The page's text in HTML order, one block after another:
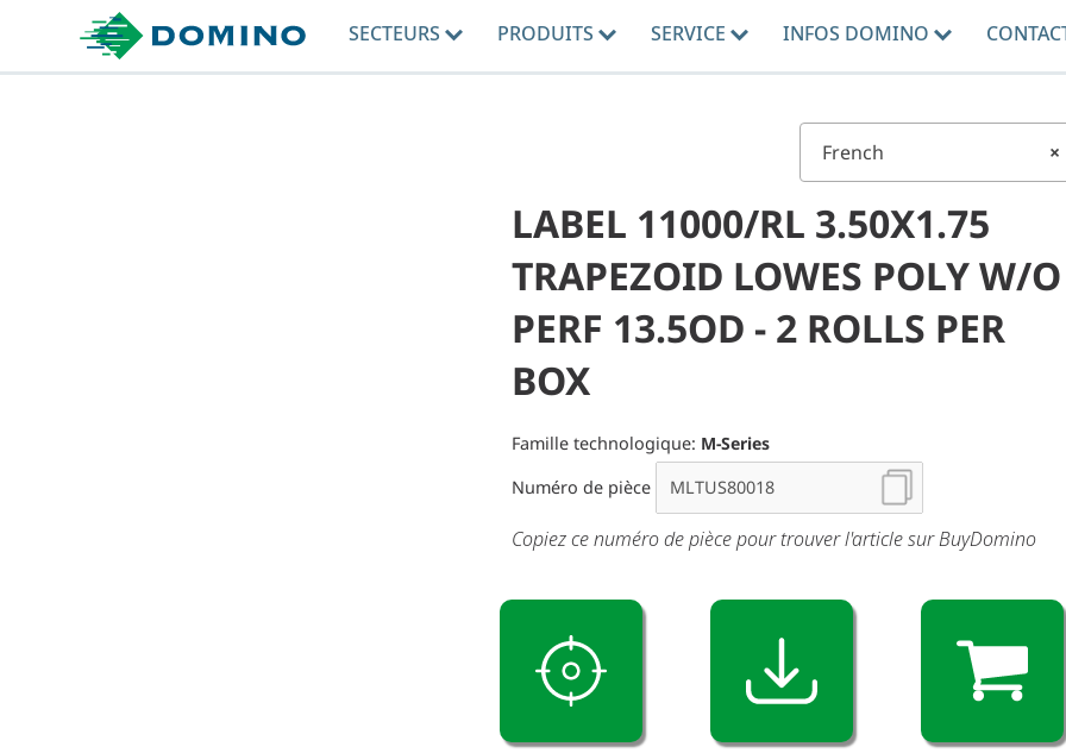
SECTEURS PRODUITS SERVICE INFOS DOMINO
×
French
LABEL 11000/RL 3.50X1.75
TRAPEZOID LOWES POLY W/O
PERF 13.5OD - 2 ROLLS PER
BOX
Famille technologique: M-Series
Numéro de pièce
Copiez ce numéro de pièce pour trouver l'article sur BuyDomino